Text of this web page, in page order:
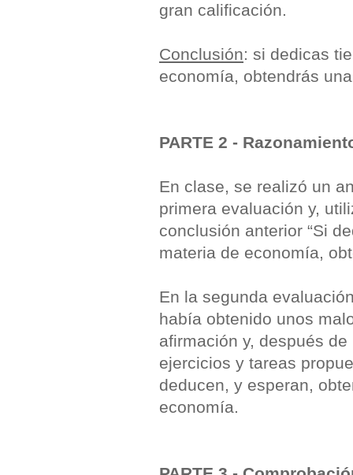
gran calificación.
Conclusión: si dedicas
economía, obtendrás
PARTE 2 -
En clase, se realizó un
primera evaluación y,
conclusión anterior “Si
materia de economía,
En la segunda
había obtenido unos
afirmación y, después
ejercicios y tareas
deducen, y esperan,
economía.